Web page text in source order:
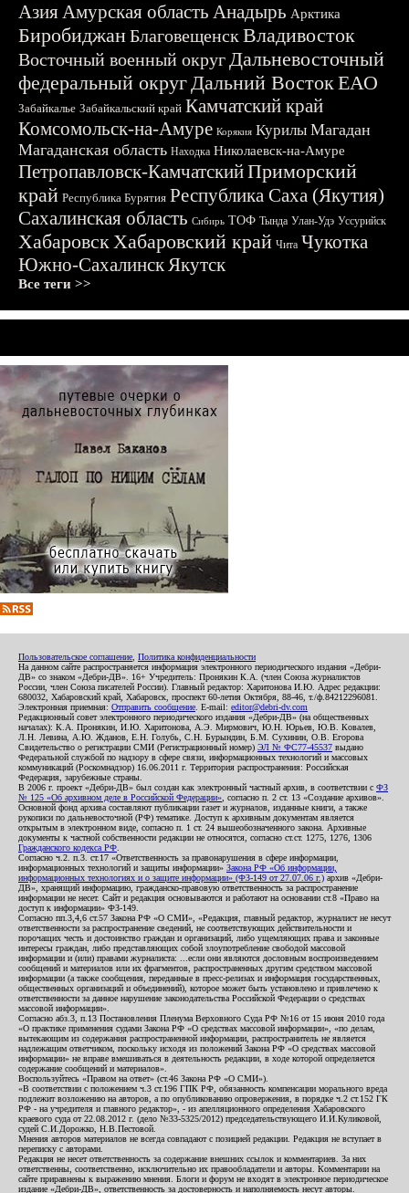
АзияАмурская область Анадырь Арктика
БиробиджанБлаговещенскВладивосток
Восточный военный округДальневосточный
федеральный округДальний ВостокЕАО
Забайкалье Забайкальский край Камчатский край
Комсомольск-на-Амуре Корякия Курилы Магадан
Магаданская область Находка Николаевск-на-Амуре
Петропавловск-КамчатскийПриморский
край Республика Бурятия Республика Саха (Якутия)
Сахалинская область Сибирь ТОФ Тында Улан-Удэ Уссурийск
ХабаровскХабаровский край Чита Чукотка
Южно-СахалинскЯкутск
Все теги >>
Пользовательское соглашение Политика конфиденциальности
На данном сайте распространяется информация электронного периодического издания «Дебри-
ДВ» со знаком «Дебри-ДВ». 16+ Учредитель: Пронякин К.А. (член Союза журналистов
России, член Союза писателей России). Главный редактор: Харитонова И.Ю. Адрес редакции:
680032, Хабаровский край, Хабаровск, проспект 60-летия Октября, 88-46, т./ф.84212296081.
Электронная приемная: Отправить сообщение . E-mail: editor@debri-dv.com
Редакционный совет электронного периодического издания «Дебри-ДВ» (на общественных
началах): К.А. Пронякин, И.Ю. Харитонова, А.Э. Мирмович, Ю.Н. Юрьев, Ю.В. Ковалев,
Л.Н. Левина, А.Ю. Жданов, Е.Н. Голубь, С.Н. Бурындин, Б.М. Сухинин, О.В. Егорова
Свидетельство о регистрации СМИ (Регистрационный номер) ЭЛ № ФС77-45537 выдано
Федеральной службой по надзору в сфере связи, информационных технологий и массовых
коммуникаций (Роскомнадзор) 16.06.2011 г. Территория распространения: Российская
Федерация, зарубежные страны.
В 2006 г. проект «Дебри-ДВ» был создан как электронный частный архив, в соответствии с ФЗ
№ 125 «Об архивном деле в Российской Федерации» , согласно п. 2 ст. 13 «Создание архивов».
Основной фонд архива составляют публикации газет и журналов, изданные книги, а также
рукописи по дальневосточной (РФ) тематике. Доступ к архивным документам является
открытым в электронном виде, согласно п. 1 ст. 24 вышеобозначенного закона. Архивные
документы к частной собственности редакции не относятся, согласно ст.ст. 1275, 1276, 1306
Гражданского кодекса РФ
Согласно ч.2. п.3. ст.17 «Ответственность за правонарушения в сфере информации,
информационных технологий и защиты информации» Закона РФ «Об информации,
информационных технологиях и о защите информации» (ФЗ-149 от 27.07.06 г.) архив «Дебри-
ДВ», хранящий информацию, гражданско-правовую ответственность за распространение
информации не несет. Сайт и редакция основываются и работают на основании ст.8 «Право на
доступ к информации» ФЗ-149.
Согласно пп.3,4,6 ст.57 Закона РФ «О СМИ», «Редакция, главный редактор, журналист не несут
ответственности за распространение сведений, не соответствующих действительности и
порочащих честь и достоинство граждан и организаций, либо ущемляющих права и законные
интересы граждан, либо представляющих собой злоупотребление свободой массовой
информации и (или) правами журналиста: ...если они являются дословным воспроизведением
сообщений и материалов или их фрагментов, распространенных другим средством массовой
информации (а также сообщения, переданные в пресс-релизах и информация государственных,
общественных организаций и объединений), которое может быть установлено и привлечено к
ответственности за данное нарушение законодательства Российской Федерации о средствах
массовой информации».
Согласно абз.3, п.13 Постановления Пленума Верховного Суда РФ №16 от 15 июня 2010 года
«О практике применения судами Закона РФ «О средствах массовой информации», «по делам,
вытекающим из содержания распространенной информации, распространитель не является
надлежащим ответчиком, поскольку исходя из положений Закона РФ «О средствах массовой
информации» не вправе вмешиваться в деятельность редакции, в ходе которой определяется
содержание сообщений и материалов».
Воспользуйтесь «Правом на ответ» (ст.46 Закона РФ «О СМИ»).
«В соответствии с положением ч.3 ст.196 ГПК РФ, обязанность компенсации морального вреда
подлежит возложению на авторов, а по опубликованию опровержения, в порядке ч.2 ст.152 ГК
РФ - на учредителя и главного редактор», - из апелляционного определения Хабаровского
краевого суда от 22.08.2012 г. (дело №33-5325/2012) председательствующего И.И.Куликовой,
судей С.И.Дорожко, Н.В.Пестовой.
Мнения авторов материалов не всегда совпадают с позицией редакции. Редакция не вступает в
переписку с авторами.
Редакция не несет ответственность за содержание внешних ссылок и комментариев. За них
ответственны, соответственно, исключительно их правообладатели и авторы. Комментарии на
сайте приравнены к выражению мнения. Блоги и форум не входят в электронное периодическое
издание «Дебри-ДВ», ответственность за достоверность и наполняемость несут авторы.